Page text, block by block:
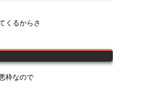
くるからさ
枠なので